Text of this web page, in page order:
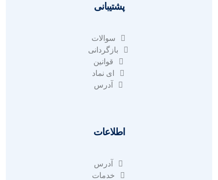
پشتیبانی
سوالات
بازگردانی
قوانین
ای نماد
آدرس
اطلاعات
آدرس
خدمات